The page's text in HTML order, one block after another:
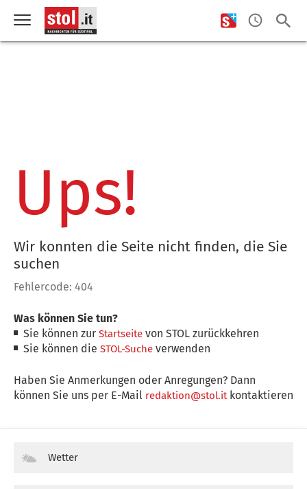
Ups!
Wir konnten die Seite nicht finden, die Sie
suchen
Fehlercode: 404
Was können Sie tun?
Sie können zurStartseite von STOL zurückkehren
Sie können dieSTOL-Suche verwenden
Haben Sie Anmerkungen oder Anregungen? Dann
können Sie uns per E-Mail redaktion@stol.itkontaktieren
Wetter